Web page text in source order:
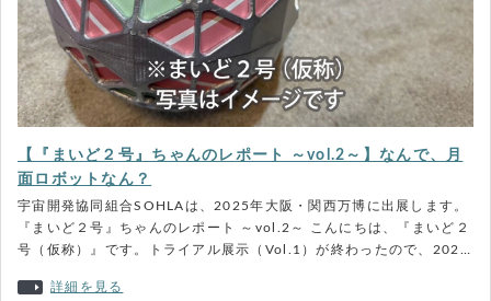
【『まいど２号』ちゃんのレポート ～vol.2～】なんで、月
面ロボットなん？
宇宙開発協同組合SOHLAは、2025年大阪・関西万博に出展します。
『まいど２号』ちゃんのレポート ～vol.2～ こんにちは、『まいど２
号（仮称）』です。トライアル展示（Vol.1）が終わったので、202…
詳細を見る